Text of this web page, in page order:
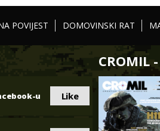
POVIJEST DOMOVINSKI RAT
u Like
CROMIL